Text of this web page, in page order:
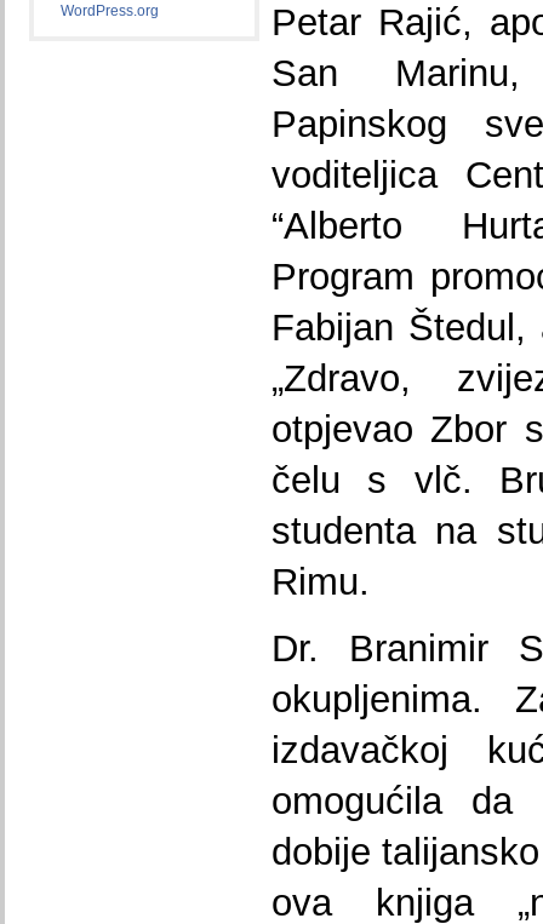
WordPress.org
Petar Rajić,
San
Papinskog
voditeljica
“Alberto
Program
Fabijan
„Zdravo,
otpjevao Zbor
čelu s vlč.
studenta na
Rimu.
Dr. Branimir
okupljenima.
izdavačkoj
omogućila da
dobije
ova knjiga